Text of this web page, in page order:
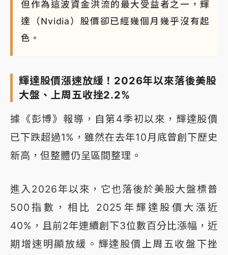
但作為這波資金洪流的最大受益者之一，輝
達（Nvidia）股價卻已經幾個月幾乎沒有起
色。
輝達股價漲速放緩！2026年以來落後美股
大盤、上周五收挫2.2%
據《彭博》報導，自第4季初以來，輝達股價
已下跌超過1%，雖然在去年10月底曾創下歷史
新高，但整體仍呈區間整理。
進入2026年以來，它也落後於美股大盤標普
500指數，相比 2025年輝達股價大漲近
40%，且前2年連續創下3位數百分比漲幅，近
期增速明顯放緩。輝達股價上周五收盤下挫